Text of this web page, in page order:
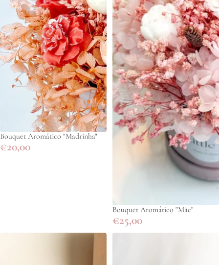
Bouquet Aromático "Madrinha"
€20,00
Bouquet Aromático "Mãe"
€25,00